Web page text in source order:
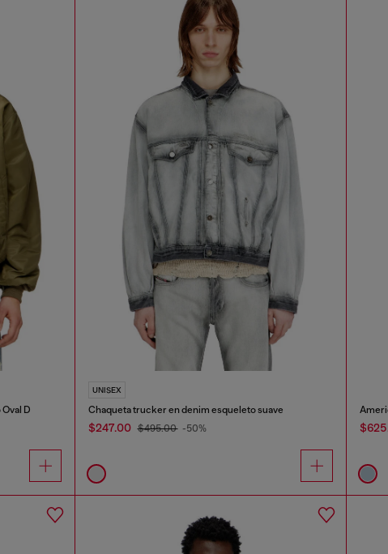
D
UNISEX
Chaqueta trucker en denim esqueleto suave
$247.00 $495.00 -50%